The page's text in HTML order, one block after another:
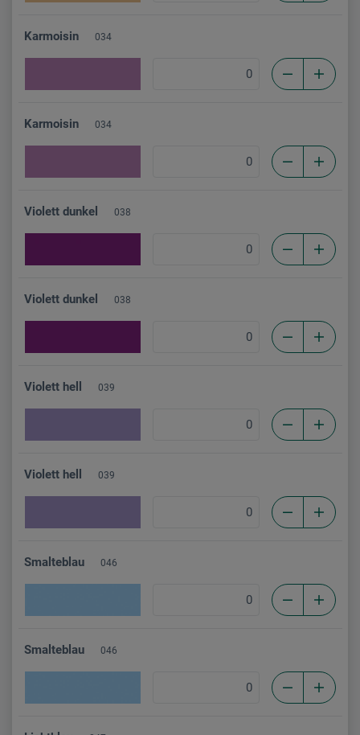
Karmoisin 034
Karmoisin 034
Violett dunkel 038
Violett dunkel 038
Violett hell 039
Violett hell 039
Smalteblau 046
Smalteblau 046